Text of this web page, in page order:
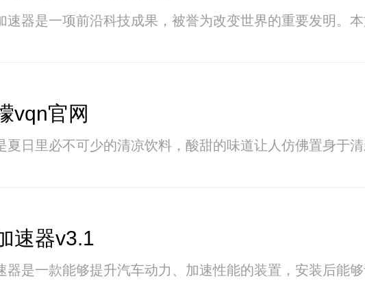
速器是一项前沿科技成果，被誉为改变世界的重要发明。
vqn官网
夏日里必不可少的清凉饮料，酸甜的味道让人仿佛置身于
速器v3.1
器是一款能够提升汽车动力、加速性能的装置，安装后能